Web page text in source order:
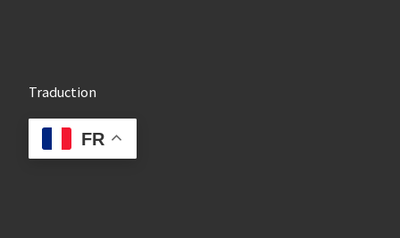
Traduction
FR